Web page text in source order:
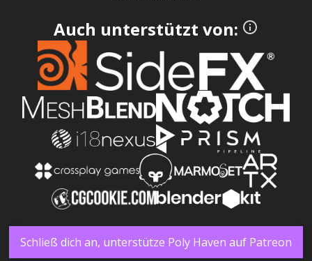
Auch unterstützt von:
Schließ dich an, unterstütze Poly Haven auf Patreon